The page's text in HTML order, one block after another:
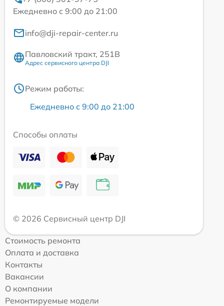
Ежедневно с 9:00 до 21:00
info@dji-repair-center.ru
Павловский тракт, 251В
Адрес сервисного центра DJI
Режим работы:
Ежедневно с 9:00 до 21:00
Способы оплаты
© 2026 Сервисный центр DJI
Стоимость ремонта
Оплата и доставка
Контакты
Вакансии
О компании
Ремонтируемые модели